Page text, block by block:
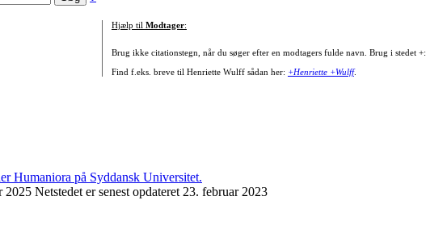
Hjælp til Modtager:
Brug ikke citationstegn, når du søger efter en modtagers fulde navn. Brug i stedet +:
Find f.eks. breve til Henriette Wulff sådan her: +Henriette +Wulff.
Netstedet er senest opdateret 23. februar 2023